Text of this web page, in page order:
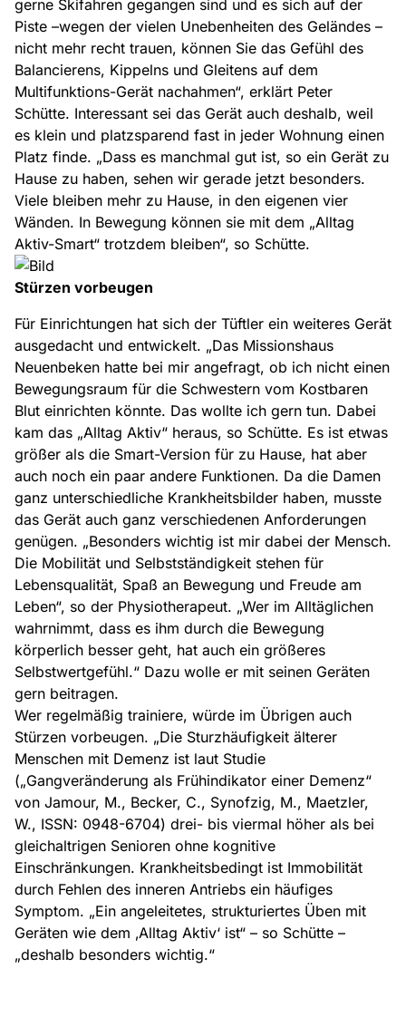
gerne Skifahren gegangen sind und es sich auf der
Piste –wegen der vielen Unebenheiten des Geländes –
nicht mehr recht trauen, können Sie das Gefühl des
Balancierens, Kippelns und Gleitens auf dem
Multifunktions-Gerät nachahmen“, erklärt Peter
Schütte. Interessant sei das Gerät auch deshalb, weil
es klein und platzsparend fast in jeder Wohnung einen
Platz finde. „Dass es manchmal gut ist, so ein Gerät zu
Hause zu haben, sehen wir gerade jetzt besonders.
Viele bleiben mehr zu Hause, in den eigenen vier
Wänden. In Bewegung können sie mit dem „Alltag
Aktiv-Smart“ trotzdem bleiben“, so Schütte.
Stürzen vorbeugen
Für Einrichtungen hat sich der Tüftler ein weiteres Gerät
ausgedacht und entwickelt. „Das Missionshaus
Neuenbeken hatte bei mir angefragt, ob ich nicht einen
Bewegungsraum für die Schwestern vom Kostbaren
Blut einrichten könnte. Das wollte ich gern tun. Dabei
kam das „Alltag Aktiv“ heraus, so Schütte. Es ist etwas
größer als die Smart-Version für zu Hause, hat aber
auch noch ein paar andere Funktionen. Da die Damen
ganz unterschiedliche Krankheitsbilder haben, musste
das Gerät auch ganz verschiedenen Anforderungen
genügen. „Besonders wichtig ist mir dabei der Mensch.
Die Mobilität und Selbstständigkeit stehen für
Lebensqualität, Spaß an Bewegung und Freude am
Leben“, so der Physiotherapeut. „Wer im Alltäglichen
wahrnimmt, dass es ihm durch die Bewegung
körperlich besser geht, hat auch ein größeres
Selbstwertgefühl.“ Dazu wolle er mit seinen Geräten
gern beitragen.
Wer regelmäßig trainiere, würde im Übrigen auch
Stürzen vorbeugen. „Die Sturzhäufigkeit älterer
Menschen mit Demenz ist laut Studie
(„Gangveränderung als Frühindikator einer Demenz“
von Jamour, M., Becker, C., Synofzig, M., Maetzler,
W., ISSN: 0948-6704) drei- bis viermal höher als bei
gleichaltrigen Senioren ohne kognitive
Einschränkungen. Krankheitsbedingt ist Immobilität
durch Fehlen des inneren Antriebs ein häufiges
Symptom. „Ein angeleitetes, strukturiertes Üben mit
Geräten wie dem ‚Alltag Aktiv‘ ist“ – so Schütte –
„deshalb besonders wichtig.“